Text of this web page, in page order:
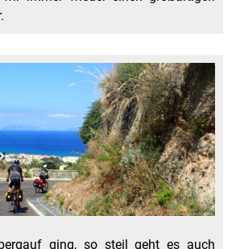
ging, so steil geht es auch